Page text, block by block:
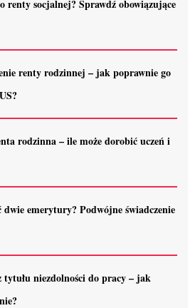
renty socjalnej? Sprawdź obowiązujące
renty rodzinnej – jak poprawnie go
rodzinna – ile może dorobić uczeń i
emerytury? Podwójne świadczenie
tytułu niezdolności do pracy – jak